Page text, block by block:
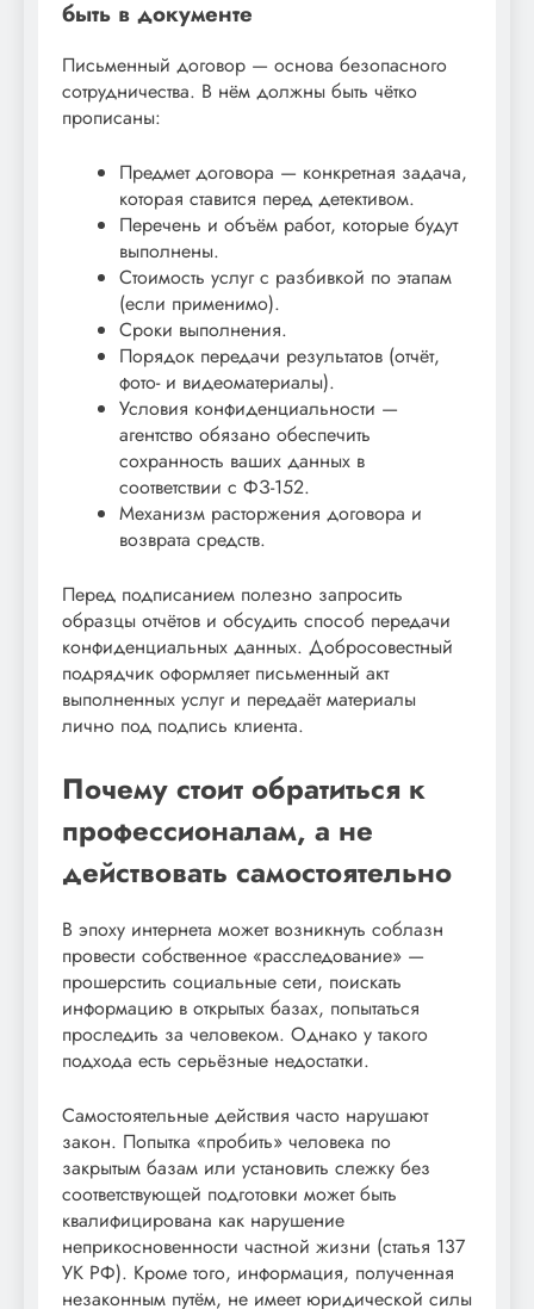
быть в документе
Письменный договор — основа безопасного
сотрудничества. В нём должны быть чётко
прописаны:
Предмет договора — конкретная задача,
которая ставится перед детективом.
Перечень и объём работ, которые будут
выполнены.
Стоимость услуг с разбивкой по этапам
(если применимо).
Сроки выполнения.
Порядок передачи результатов (отчёт,
фото- и видеоматериалы).
Условия конфиденциальности —
агентство обязано обеспечить
сохранность ваших данных в
соответствии с ФЗ-152.
Механизм расторжения договора и
возврата средств.
Перед подписанием полезно запросить
образцы отчётов и обсудить способ передачи
конфиденциальных данных. Добросовестный
подрядчик оформляет письменный акт
выполненных услуг и передаёт материалы
лично под подпись клиента.
Почему стоит обратиться к
профессионалам, а не
действовать самостоятельно
В эпоху интернета может возникнуть соблазн
провести собственное «расследование» —
прошерстить социальные сети, поискать
информацию в открытых базах, попытаться
проследить за человеком. Однако у такого
подхода есть серьёзные недостатки.
Самостоятельные действия часто нарушают
закон. Попытка «пробить» человека по
закрытым базам или установить слежку без
соответствующей подготовки может быть
квалифицирована как нарушение
неприкосновенности частной жизни (статья 137
УК РФ). Кроме того, информация, полученная
незаконным путём, не имеет юридической силы